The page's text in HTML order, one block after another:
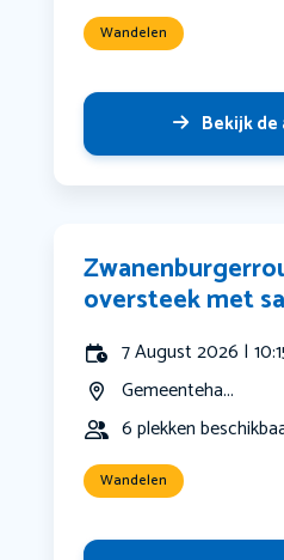
Wandelen
Bekijk
oversteek met
7 August 2026 |
Gemeenteha...
6 plekken
Wandelen